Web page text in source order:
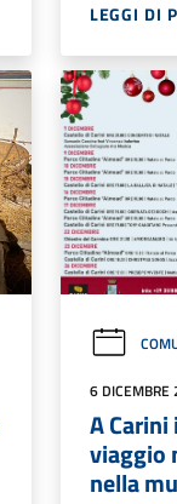
LEGGI DI
6 DICEMBRE
A
viaggio
nella